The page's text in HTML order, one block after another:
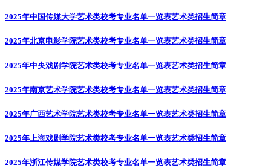
2025年中国传媒大学艺术类校考专业名单一览表艺术类招生简章
2025年北京电影学院艺术类校考专业名单一览表艺术类招生简章
2025年中央戏剧学院艺术类校考专业名单一览表艺术类招生简章
2025年南京艺术学院艺术类校考专业名单一览表艺术类招生简章
2025年广西艺术学院艺术类校考专业名单一览表艺术类招生简章
2025年上海戏剧学院艺术类校考专业名单一览表艺术类招生简章
2025年浙江传媒学院艺术类校考专业名单一览表艺术类招生简章